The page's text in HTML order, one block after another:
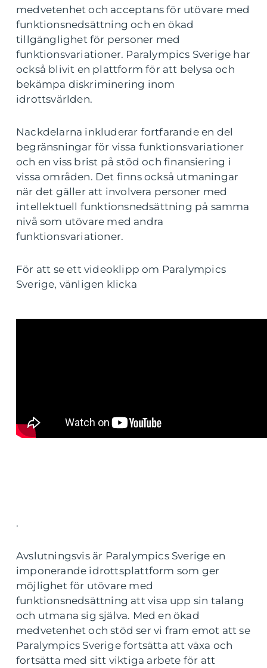
medvetenhet och acceptans för utövare med
funktionsnedsättning och en ökad
tillgänglighet för personer med
funktionsvariationer. Paralympics Sverige har
också blivit en plattform för att belysa och
bekämpa diskriminering inom
idrottsvärlden.
Nackdelarna inkluderar fortfarande en del
begränsningar för vissa funktionsvariationer
och en viss brist på stöd och finansiering i
vissa områden. Det finns också utmaningar
när det gäller att involvera personer med
intellektuell funktionsnedsättning på samma
nivå som utövare med andra
funktionsvariationer.
För att se ett videoklipp om Paralympics
Sverige, vänligen klicka
.
Avslutningsvis är Paralympics Sverige en
imponerande idrottsplattform som ger
möjlighet för utövare med
funktionsnedsättning att visa upp sin talang
och utmana sig själva. Med en ökad
medvetenhet och stöd ser vi fram emot att se
Paralympics Sverige fortsätta att växa och
fortsätta med sitt viktiga arbete för att